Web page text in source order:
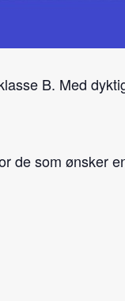
B. Med
de som ønsker